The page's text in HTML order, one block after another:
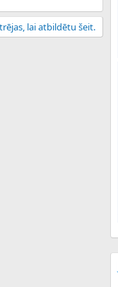
lai atbildētu šeit.